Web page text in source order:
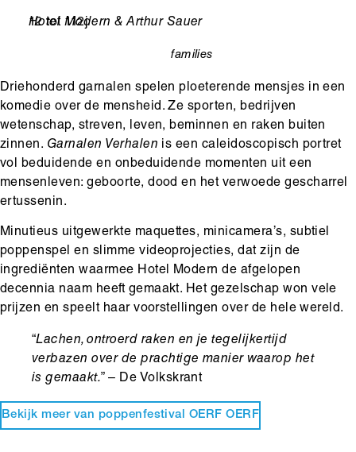
Leeftijd
12 tot 112j
Ondertitel
Hotel Modern & Arthur Sauer
families
Driehonderd garnalen spelen ploeterende mensjes in een
komedie over de mensheid. Ze sporten, bedrijven
wetenschap, streven, leven, beminnen en raken buiten
zinnen. Garnalen Verhalen is een caleidoscopisch portret
vol beduidende en onbeduidende momenten uit een
mensenleven: geboorte, dood en het verwoede gescharrel
ertussenin.
Minutieus uitgewerkte maquettes, minicamera’s, subtiel
poppenspel en slimme videoprojecties, dat zijn de
ingrediënten waarmee Hotel Modern de afgelopen
decennia naam heeft gemaakt. Het gezelschap won vele
prijzen en speelt haar voorstellingen over de hele wereld.
“Lachen, ontroerd raken en je tegelijkertijd
verbazen over de prachtige manier waarop het
is gemaakt.” – De Volkskrant
Bekijk meer van poppenfestival OERF OERF